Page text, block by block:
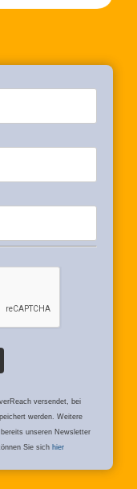
versendet, bei
werden. Weitere
unseren Newsletter
Sie sich hier